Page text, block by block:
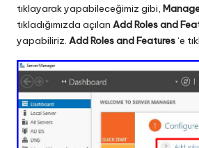
tıklayarak yapabileceğimiz gibi,
tıkladığımızda açılan Add Roles and
yapabiliriz. Add Roles and Features‘e